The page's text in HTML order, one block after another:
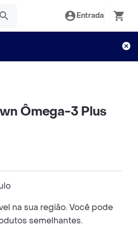
Entrada
Ômega-3 Plus
na sua região. Você pode
semelhantes.